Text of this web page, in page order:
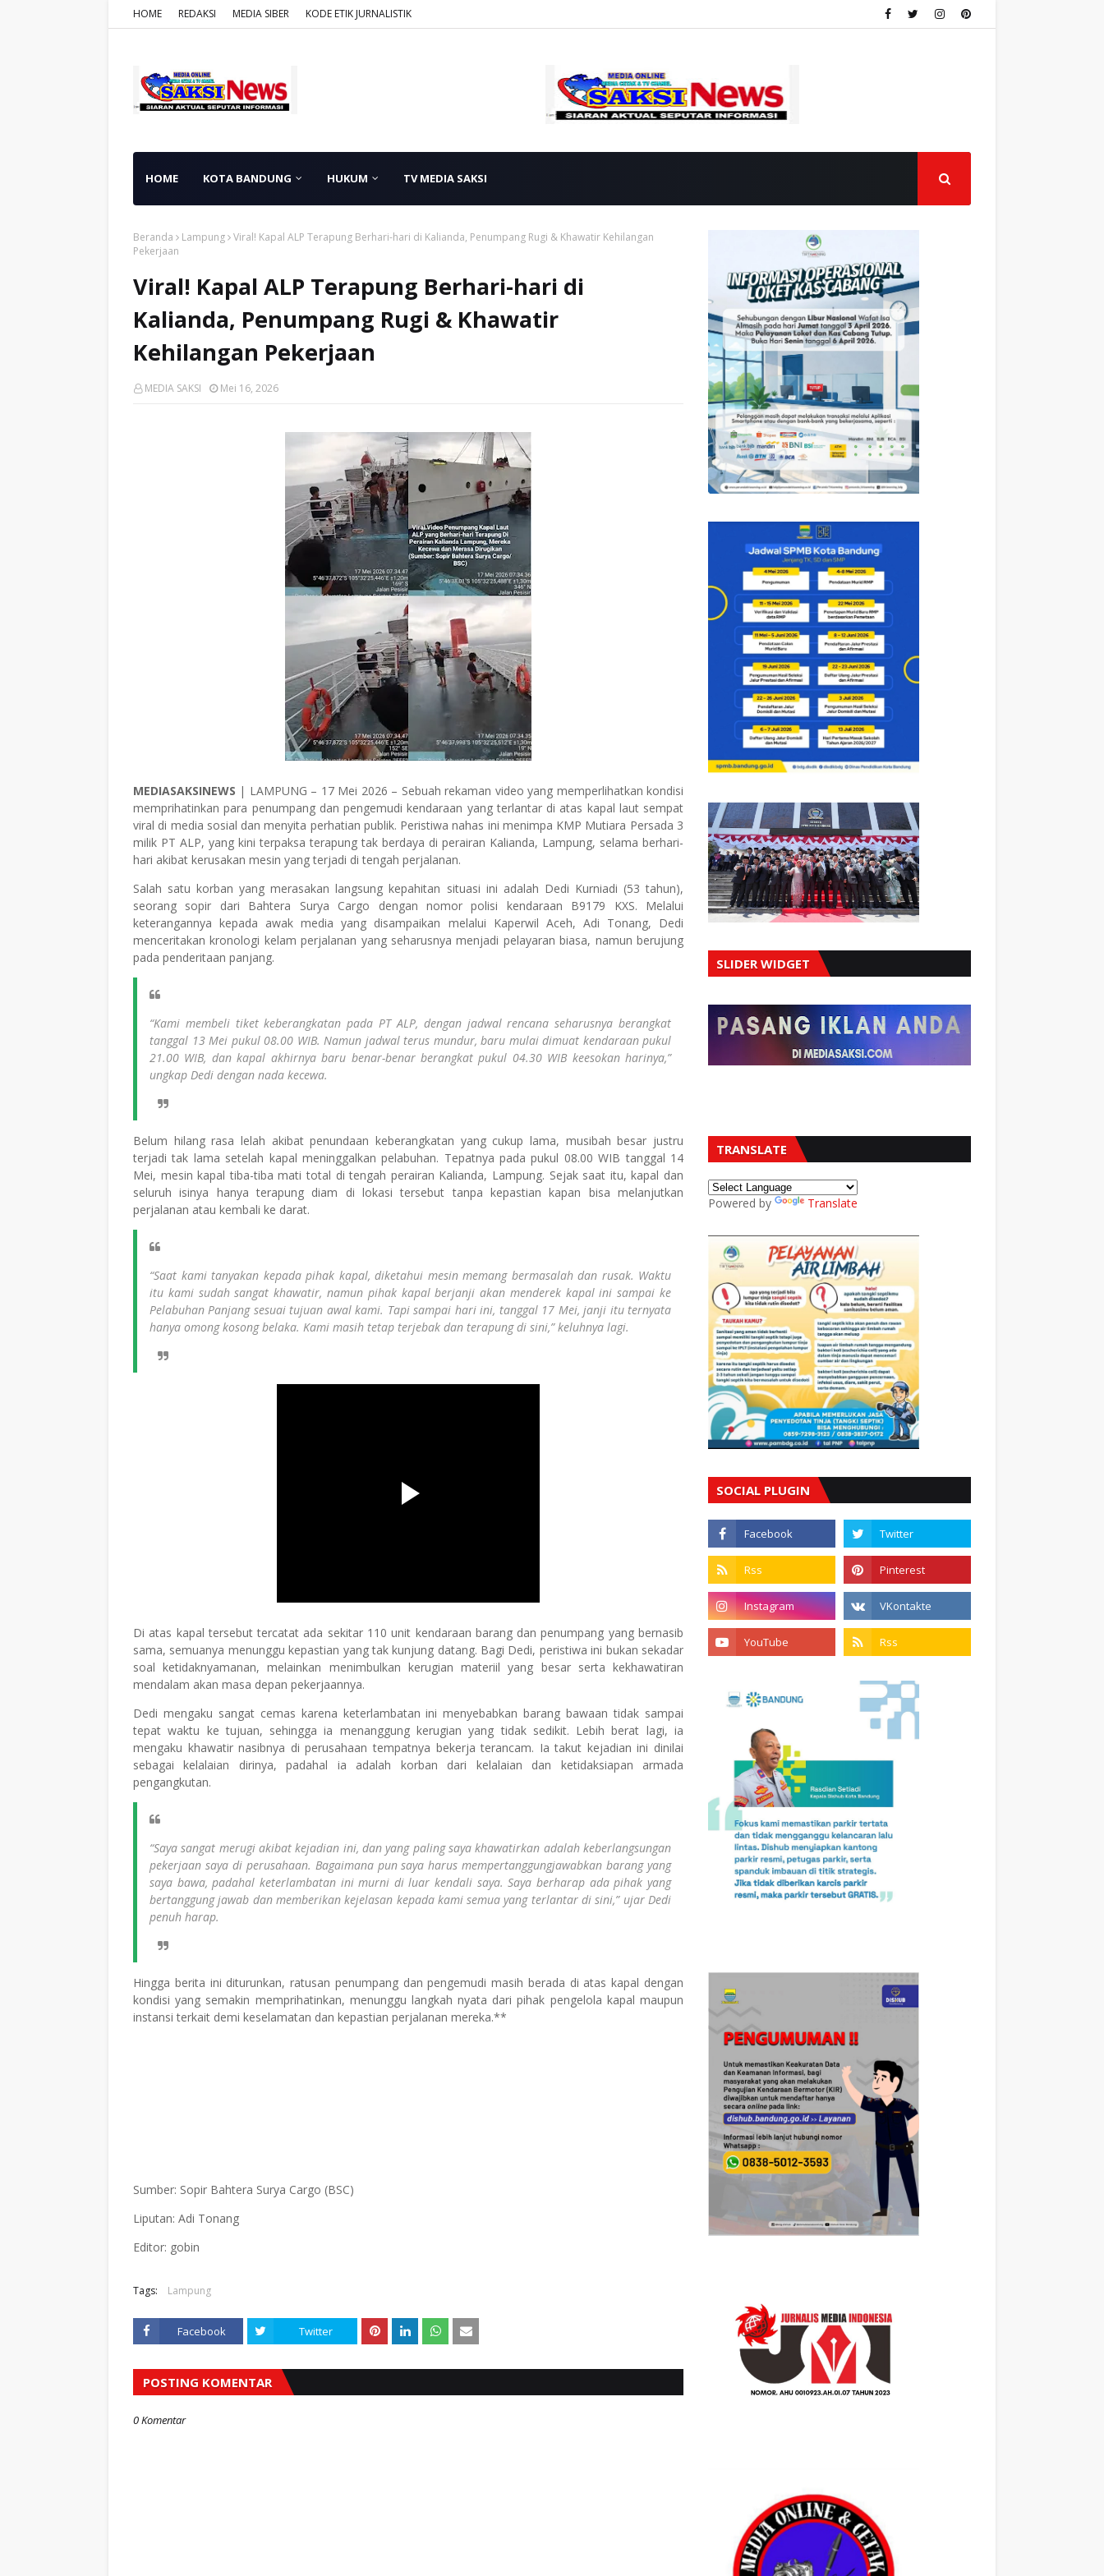
HOME REDAKSI MEDIA SIBER KODE ETIK JURNALISTIK
HOME KOTA BANDUNG HUKUM TV MEDIA SAKSI
Beranda Lampung Viral! Kapal ALP Terapung Berhari-hari di Kalianda, Penumpang Rugi & Khawatir Kehilangan
Pekerjaan
Viral! Kapal ALP Terapung Berhari-hari di
Kalianda, Penumpang Rugi & Khawatir
Kehilangan Pekerjaan
MEDIA SAKSI Mei 16, 2026
MEDIASAKSINEWS | LAMPUNG – 17 Mei 2026 – Sebuah rekaman video yang memperlihatkan kondisi
memprihatinkan para penumpang dan pengemudi kendaraan yang terlantar di atas kapal laut sempat
viral di media sosial dan menyita perhatian publik. Peristiwa nahas ini menimpa KMP Mutiara Persada 3
milik PT ALP, yang kini terpaksa terapung tak berdaya di perairan Kalianda, Lampung, selama berhari-
hari akibat kerusakan mesin yang terjadi di tengah perjalanan.
Salah satu korban yang merasakan langsung kepahitan situasi ini adalah Dedi Kurniadi (53 tahun),
seorang sopir dari Bahtera Surya Cargo dengan nomor polisi kendaraan B9179 KXS. Melalui
keterangannya kepada awak media yang disampaikan melalui Kaperwil Aceh, Adi Tonang, Dedi
menceritakan kronologi kelam perjalanan yang seharusnya menjadi pelayaran biasa, namun berujung
pada penderitaan panjang.
“Kami membeli tiket keberangkatan pada PT ALP, dengan jadwal rencana seharusnya berangkat
tanggal 13 Mei pukul 08.00 WIB. Namun jadwal terus mundur, baru mulai dimuat kendaraan pukul
21.00 WIB, dan kapal akhirnya baru benar-benar berangkat pukul 04.30 WIB keesokan harinya,”
ungkap Dedi dengan nada kecewa.
Belum hilang rasa lelah akibat penundaan keberangkatan yang cukup lama, musibah besar justru
terjadi tak lama setelah kapal meninggalkan pelabuhan. Tepatnya pada pukul 08.00 WIB tanggal 14
Mei, mesin kapal tiba-tiba mati total di tengah perairan Kalianda, Lampung. Sejak saat itu, kapal dan
seluruh isinya hanya terapung diam di lokasi tersebut tanpa kepastian kapan bisa melanjutkan
perjalanan atau kembali ke darat.
“Saat kami tanyakan kepada pihak kapal, diketahui mesin memang bermasalah dan rusak. Waktu
itu kami sudah sangat khawatir, namun pihak kapal berjanji akan menderek kapal ini sampai ke
Pelabuhan Panjang sesuai tujuan awal kami. Tapi sampai hari ini, tanggal 17 Mei, janji itu ternyata
hanya omong kosong belaka. Kami masih tetap terjebak dan terapung di sini,” keluhnya lagi.
Di atas kapal tersebut tercatat ada sekitar 110 unit kendaraan barang dan penumpang yang bernasib
sama, semuanya menunggu kepastian yang tak kunjung datang. Bagi Dedi, peristiwa ini bukan sekadar
soal ketidaknyamanan, melainkan menimbulkan kerugian materiil yang besar serta kekhawatiran
mendalam akan masa depan pekerjaannya.
Dedi mengaku sangat cemas karena keterlambatan ini menyebabkan barang bawaan tidak sampai
tepat waktu ke tujuan, sehingga ia menanggung kerugian yang tidak sedikit. Lebih berat lagi, ia
mengaku khawatir nasibnya di perusahaan tempatnya bekerja terancam. Ia takut kejadian ini dinilai
sebagai kelalaian dirinya, padahal ia adalah korban dari kelalaian dan ketidaksiapan armada
pengangkutan.
“Saya sangat merugi akibat kejadian ini, dan yang paling saya khawatirkan adalah keberlangsungan
pekerjaan saya di perusahaan. Bagaimana pun saya harus mempertanggungjawabkan barang yang
saya bawa, padahal keterlambatan ini murni di luar kendali saya. Saya berharap ada pihak yang
bertanggung jawab dan memberikan kejelasan kepada kami semua yang terlantar di sini,” ujar Dedi
penuh harap.
Hingga berita ini diturunkan, ratusan penumpang dan pengemudi masih berada di atas kapal dengan
kondisi yang semakin memprihatinkan, menunggu langkah nyata dari pihak pengelola kapal maupun
instansi terkait demi keselamatan dan kepastian perjalanan mereka.**
Sumber: Sopir Bahtera Surya Cargo (BSC)
Liputan: Adi Tonang
Editor: gobin
Tags: Lampung
Facebook Twitter
POSTING KOMENTAR
0 Komentar
SLIDER WIDGET
TRANSLATE
Powered by Translate
SOCIAL PLUGIN